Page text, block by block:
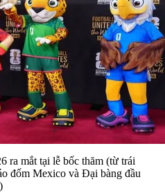
ra mắt tại lễ bốc thăm (từ trái
đốm Mexico và Đại bàng đầu